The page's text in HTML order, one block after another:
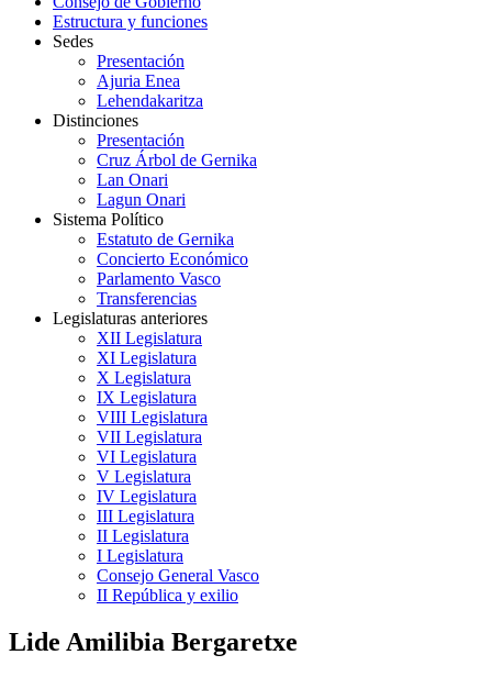
Estructura y funciones
Sedes
Presentación
Ajuria Enea
Lehendakaritza
Distinciones
Presentación
Cruz Árbol de Gernika
Lan Onari
Lagun Onari
Sistema Político
Estatuto de Gernika
Concierto Económico
Parlamento Vasco
Transferencias
Legislaturas anteriores
XII Legislatura
XI Legislatura
X Legislatura
IX Legislatura
VIII Legislatura
VII Legislatura
VI Legislatura
V Legislatura
IV Legislatura
III Legislatura
II Legislatura
I Legislatura
Consejo General Vasco
II República y exilio
Lide Amilibia Bergaretxe